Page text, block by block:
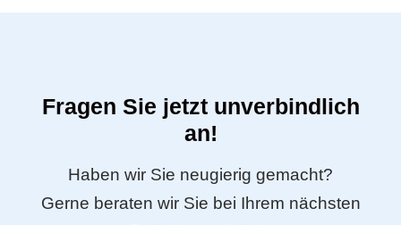
Fragen Sie jetzt unverbindlich
an!
Haben wir Sie neugierig gemacht?
Gerne beraten wir Sie bei Ihrem nächsten